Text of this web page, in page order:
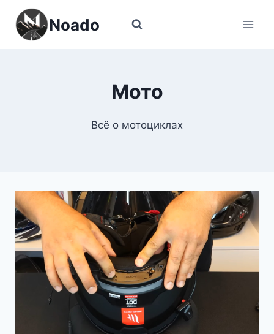
Перейти
содержимому
Noado
Мото
Всё о мотоциклах